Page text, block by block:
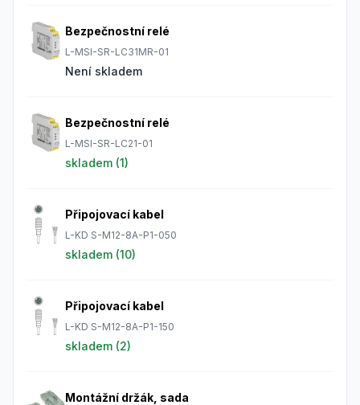
Bezpečnostní relé
L-MSI-SR-LC31MR-01
Není skladem
Bezpečnostní relé
L-MSI-SR-LC21-01
skladem (1)
Připojovací kabel
L-KD S-M12-8A-P1-050
skladem (10)
Připojovací kabel
L-KD S-M12-8A-P1-150
skladem (2)
Montážní držák, sada